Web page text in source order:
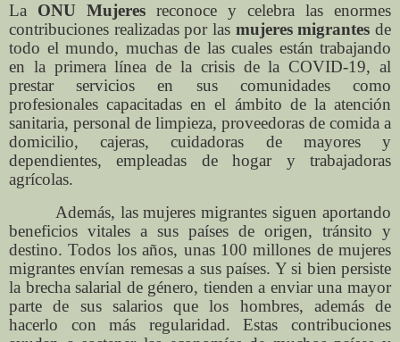
La ONU Mujeres reconoce y celebra las enormes
contribuciones realizadas por las mujeres migrantes de
todo el mundo, muchas de las cuales están trabajando
en la primera línea de la crisis de la COVID-19, al
prestar servicios en sus comunidades como
profesionales capacitadas en el ámbito de la atención
sanitaria, personal de limpieza, proveedoras de comida a
domicilio, cajeras, cuidadoras de mayores y
dependientes, empleadas de hogar y trabajadoras
agrícolas.
Además, las mujeres migrantes siguen aportando
beneficios vitales a sus países de origen, tránsito y
destino. Todos los años, unas 100 millones de mujeres
migrantes envían remesas a sus países. Y si bien persiste
la brecha salarial de género, tienden a enviar una mayor
parte de sus salarios que los hombres, además de
hacerlo con más regularidad. Estas contribuciones